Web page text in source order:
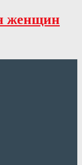
женщин